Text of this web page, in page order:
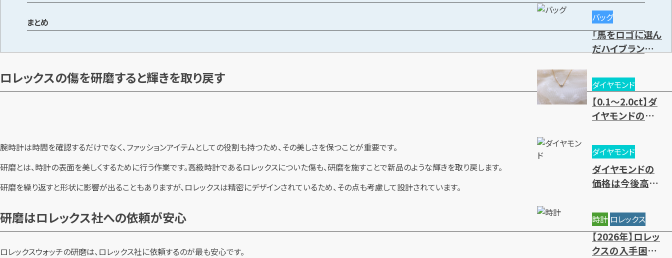
まとめ
ロレックスの傷を研磨すると輝きを取り戻す
腕時計は時間を確認するだけでなく、ファッションアイテムとしての役割も持つため、その美しさを保つことが重要です。
研磨とは、時計の表面を美しくするために行う作業です。高級時計であるロレックスについた傷も、研磨を施すことで新品のような輝きを取り戻します。
研磨を繰り返すと形状に影響が出ることもありますが、ロレックスは精密にデザインされているため、その点も考慮して設計されています。
研磨はロレックス社への依頼が安心
ロレックスウォッチの研磨は、ロレックス社に依頼するのが最も安心です。
廃盤モデル～レ
ディース・メンズ
まで一挙紹介
バッグ
「馬をロゴに選ん
だハイブランド」
ダイヤモンド
【0.1～2.0ct】ダ
イヤモンドの買
値基準と売却時
のポイントとは？
ダイヤモンド
ダイヤモンドの
価格は今後高騰
値上がりの背景
時計 ロレックス
【2026年】ロレッ
クスの入手困難